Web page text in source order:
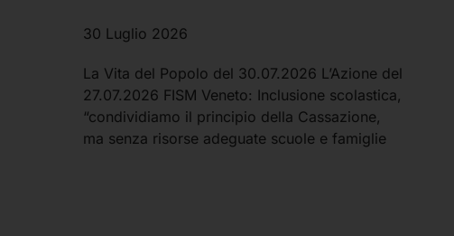
30 Luglio 2026
La Vita del Popolo del 30.07.2026 L’Azione del
27.07.2026 FISM Veneto: Inclusione scolastica,
“condividiamo il principio della Cassazione,
ma senza risorse adeguate scuole e famiglie